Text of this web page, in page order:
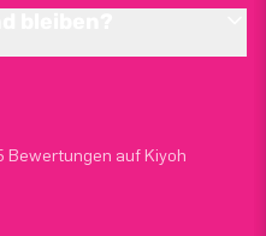
Bewertungen auf Kiyoh